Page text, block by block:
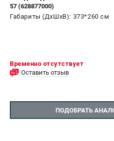
57 (628877000)
Габариты (ДхШхВ): 373*260 см
Временно отсутствует
Оставить отзыв
ПОДОБРАТЬ